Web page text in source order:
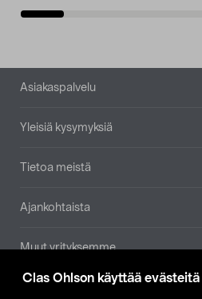
Clas Ohlson käyttää evästeitä
Alatunniste
Asiakaspalvelu
Yleisiä kysymyksiä
Tietoa meistä
Ajankohtaista
Muut yrityksemme
Etsi